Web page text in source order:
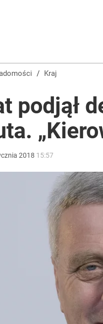
/ Kraj
podjął
2018 15:57